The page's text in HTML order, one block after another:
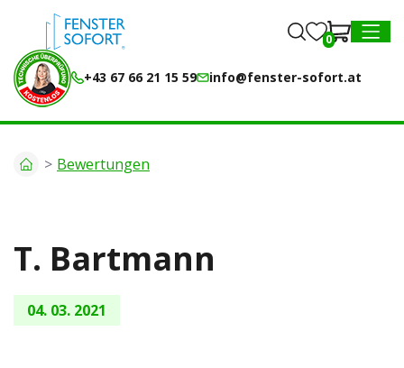
MENU
+43 67 66 21 15 59 info@fenster-sofort.at
0
Bewertungen
T. Bartmann
04. 03. 2021